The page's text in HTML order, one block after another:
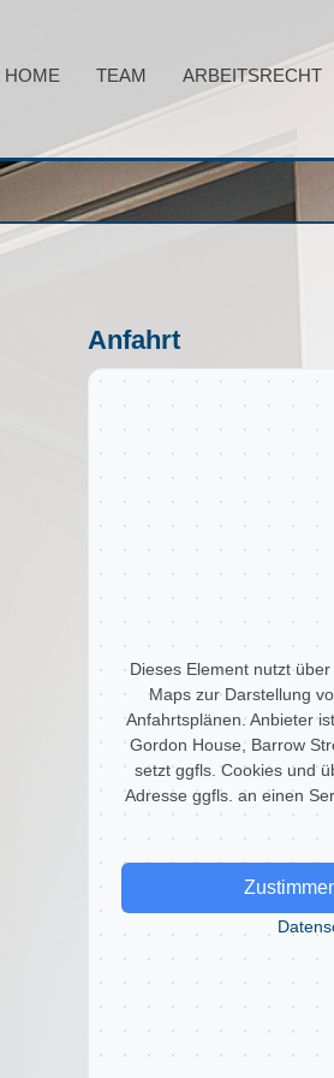
HOME TEAM ARBEITSRECHT
Anfahrt
Dieses Element nutzt
Maps zur Darstellung
Anfahrtsplänen. Anbieter
Gordon House, Barrow
setzt ggfls. Cookies und
Adresse ggfls. an einen